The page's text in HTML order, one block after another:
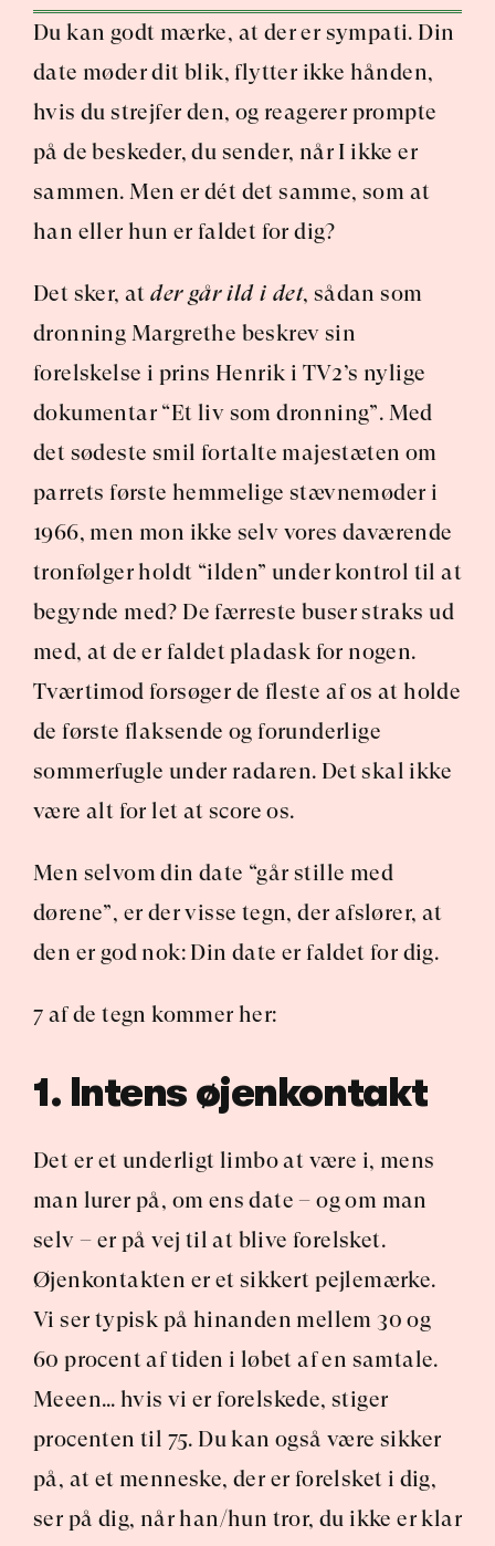
Du kan godt mærke, at der er sympati. Din
date møder dit blik, flytter ikke hånden,
hvis du strejfer den, og reagerer prompte
på de beskeder, du sender, når I ikke er
sammen. Men er dét det samme, som at
han eller hun er faldet for dig?
Det sker, at der går ild i det, sådan som
dronning Margrethe beskrev sin
forelskelse i prins Henrik i TV2’s nylige
dokumentar “Et liv som dronning”. Med
det sødeste smil fortalte majestæten om
parrets første hemmelige stævnemøder i
1966, men mon ikke selv vores daværende
tronfølger holdt “ilden” under kontrol til at
begynde med? De færreste buser straks ud
med, at de er faldet pladask for nogen.
Tværtimod forsøger de fleste af os at holde
de første flaksende og forunderlige
sommerfugle under radaren. Det skal ikke
være alt for let at score os.
Men selvom din date “går stille med
dørene”, er der visse tegn, der afslører, at
den er god nok: Din date er faldet for dig.
7 af de tegn kommer her:
1. Intens øjenkontakt
Det er et underligt limbo at være i, mens
man lurer på, om ens date – og om man
selv – er på vej til at blive forelsket.
Øjenkontakten er et sikkert pejlemærke.
Vi ser typisk på hinanden mellem 30 og
60 procent af tiden i løbet af en samtale.
Meeen… hvis vi er forelskede, stiger
procenten til 75. Du kan også være sikker
på, at et menneske, der er forelsket i dig,
ser på dig, når han/hun tror, du ikke er klar